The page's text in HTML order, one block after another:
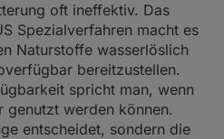
oft ineffektiv. Das
Spezialverfahren macht es
Naturstoffe wasserlöslich
bereitzustellen.
spricht man, wenn
genutzt werden können.
entscheidet, sondern die